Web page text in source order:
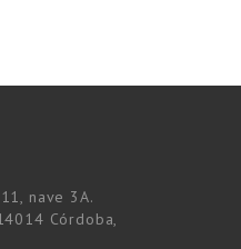
nave 3A.
Córdoba,